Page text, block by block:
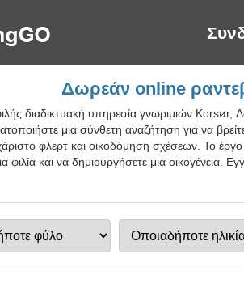
Δωρεάν online
διαδικτυακή υπηρεσία γνωριμιών Korsør,
μια σύνθετη αναζήτηση για να
φλερτ και οικοδόμηση σχέσεων. Το
φιλία και να δημιουργήσετε μια οικογένεια.